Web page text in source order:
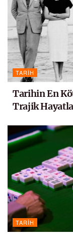
TARIH
Tarihin En
Trajik
TARIH